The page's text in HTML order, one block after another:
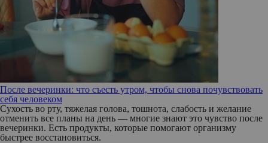
После вечеринки: что съесть утром, чтобы снова почувствовать
себя человеком
Сухость во рту, тяжелая голова, тошнота, слабость и желание
отменить все планы на день — многие знают это чувство после
вечеринки. Есть продукты, которые помогают организму
быстрее восстановиться.